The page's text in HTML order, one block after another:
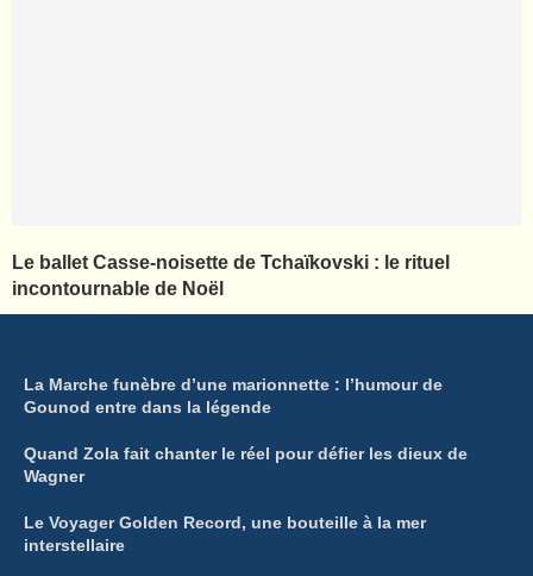
Le ballet Casse-noisette de Tchaïkovski : le rituel
incontournable de Noël
La Marche funèbre d’une marionnette : l’humour de
Gounod entre dans la légende
Quand Zola fait chanter le réel pour défier les dieux de
Wagner
Le Voyager Golden Record, une bouteille à la mer
interstellaire